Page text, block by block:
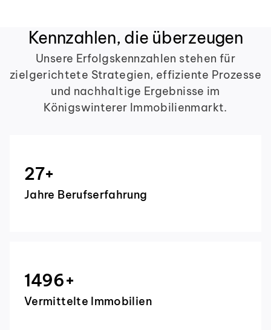
Kennzahlen, die überzeugen
Unsere Erfolgskennzahlen stehen für
zielgerichtete Strategien, effiziente Prozesse
und nachhaltige Ergebnisse im
Königswinterer Immobilienmarkt.
27+
Jahre Berufserfahrung
1500+
Vermittelte Immobilien